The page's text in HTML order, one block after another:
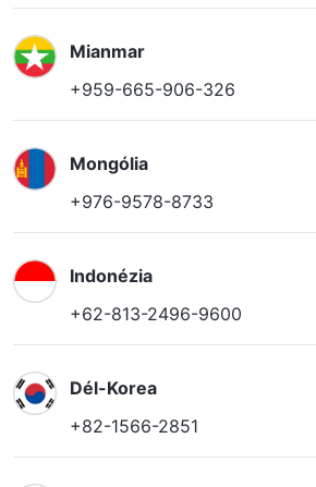
Mianmar
+959-665-906-326
Mongólia
+976-9578-8733
Indonézia
+62-813-2496-9600
Dél-Korea
+82-1566-2851